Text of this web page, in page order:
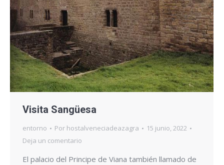
Visita Sangüesa
entorno Por hostalveneciadeazagra
15 junio, 2022
Deja un comentario
El palacio del Principe de Viana también llamado de